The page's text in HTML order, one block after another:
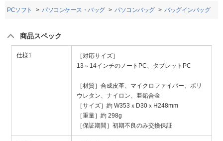
PCソフト パソコンケース・バッグ パソコンバッグ バッグインバッグ
商品スペック
仕様1
［対応サイズ］
13～14インチのノートPC、タブレットPC
［材質］合成皮革、マイクロファイバー、ポリ
ウレタン、ナイロン、亜鉛合金
［サイズ］約 W353ｘD30ｘH248mm
［重量］約 298g
［保証期間］初期不良のみ交換保証